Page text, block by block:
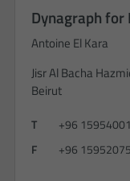
Dynagraph
Antoine El Kara
Jisr Al Bacha
Beirut
T
+96 15954001
F
+96 15952075